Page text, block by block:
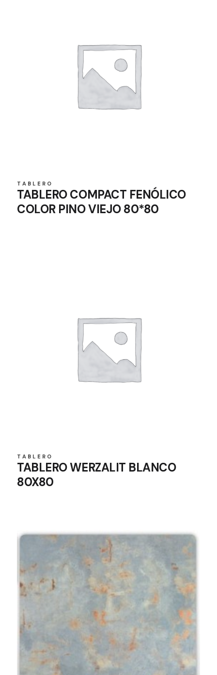
TABLERO
TABLERO COMPACT FENÓLICO
COLOR PINO VIEJO 80*80
TABLERO
TABLERO WERZALIT BLANCO
80X80